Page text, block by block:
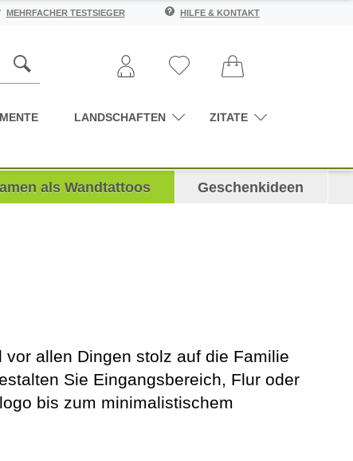
MEHRFACHER TESTSIEGER HILFE & KONTAKT
LANDSCHAFTEN ZITATE
als Wandtattoos Geschenkideen
allen Dingen stolz auf die Familie
Sie Eingangsbereich, Flur oder
bis zum minimalistischem